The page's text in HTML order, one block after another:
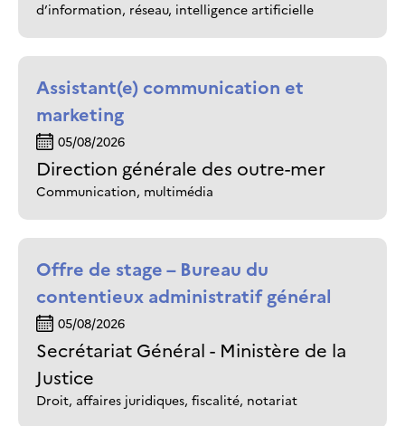
d’information, réseau, intelligence artificielle
Assistant(e) communication et
marketing
05/08/2026
Direction générale des outre-mer
Communication, multimédia
Offre de stage – Bureau du
contentieux administratif général
05/08/2026
Secrétariat Général - Ministère de la
Justice
Droit, affaires juridiques, fiscalité, notariat